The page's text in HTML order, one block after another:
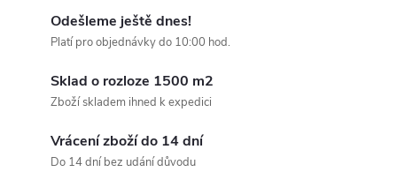
Odešleme ještě dnes!
Platí pro objednávky do 10:00 hod.
Sklad o rozloze 1500 m2
Zboží skladem ihned k expedici
Vrácení zboží do 14 dní
Do 14 dní bez udání důvodu